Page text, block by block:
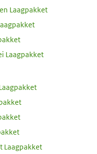
Laagpakket
Laagpakket
Laagpakket